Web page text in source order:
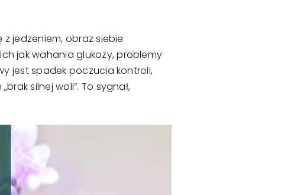
jedzeniem, obraz siebie
jak wahania glukozy, problemy
jest spadek poczucia kontroli,
silnej woli”. To sygnał,